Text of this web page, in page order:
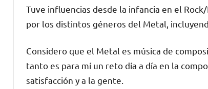
Tuve influencias desde la infancia en el
por los distintos géneros del Metal,
Considero que el Metal es música de
tanto es para mí un reto día a día en la
satisfacción y a la gente.